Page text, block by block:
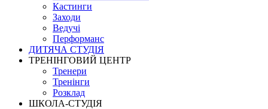
Кастинги
Заходи
Ведучі
Перформанс
ДИТЯЧА СТУДІЯ
ТРЕНІНГОВИЙ ЦЕНТР
Тренери
Тренінги
Розклад
ШКОЛА-СТУДІЯ